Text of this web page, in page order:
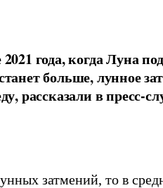
года, когда Луна
больше, лунное
рассказали в пресс-
затмений, то в